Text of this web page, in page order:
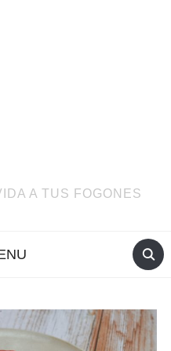
A TUS FOGONES